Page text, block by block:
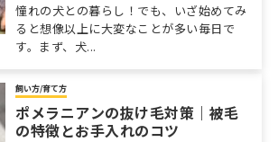
憧れの犬との暮らし！でも、いざ始めてみ
ると想像以上に大変なことが多い毎日で
す。まず、犬...
飼い方/育て方
ポメラニアンの抜け毛対策｜被毛
の特徴とお手入れのコツ